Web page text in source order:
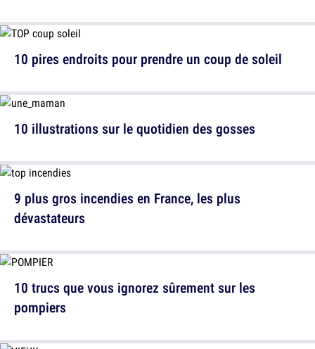
10 illustrations sur le quotidien des gosses
10 trucs que vous ignorez sûrement sur les
pompiers
10 pires endroits pour prendre un coup de soleil
9 plus gros incendies en France, les plus
dévastateurs